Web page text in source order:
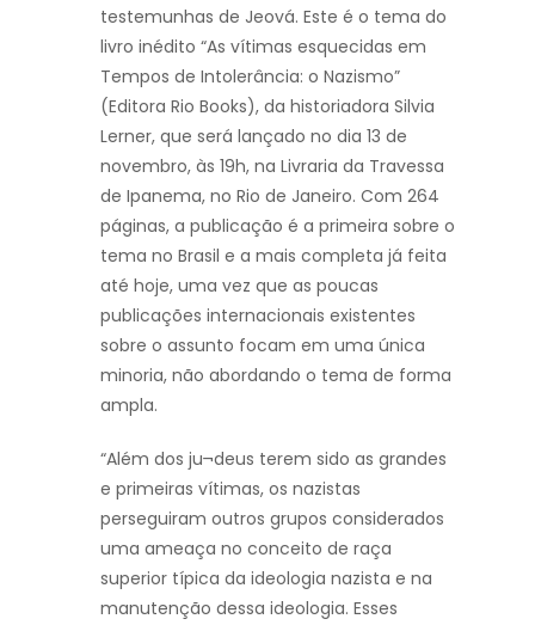
testemunhas de Jeová. Este é o tema do
livro inédito “As vítimas esquecidas em
Tempos de Intolerância: o Nazismo”
(Editora Rio Books), da historiadora Silvia
Lerner, que será lançado no dia 13 de
novembro, às 19h, na Livraria da Travessa
de Ipanema, no Rio de Janeiro. Com 264
páginas, a publicação é a primeira sobre o
tema no Brasil e a mais completa já feita
até hoje, uma vez que as poucas
publicações internacionais existentes
sobre o assunto focam em uma única
minoria, não abordando o tema de forma
ampla.
“Além dos ju¬deus terem sido as grandes
e primeiras vítimas, os nazistas
perseguiram outros grupos considerados
uma ameaça no conceito de raça
superior típica da ideologia nazista e na
manutenção dessa ideologia. Esses